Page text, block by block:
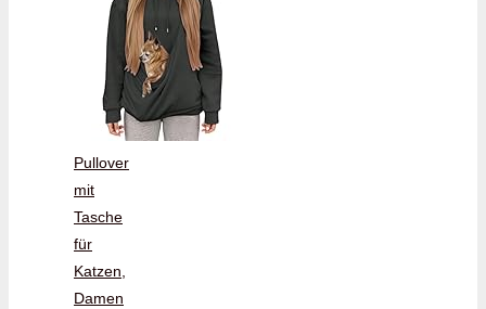
Pullover
mit
Tasche
für
Katzen,
Damen